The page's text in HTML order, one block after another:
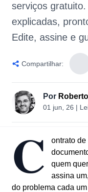
serviços
explicadas,
Edite, assine e
Compartilhar:
Por
01 jun, 26 |
C
ontrato
quem
assina
do problema cada